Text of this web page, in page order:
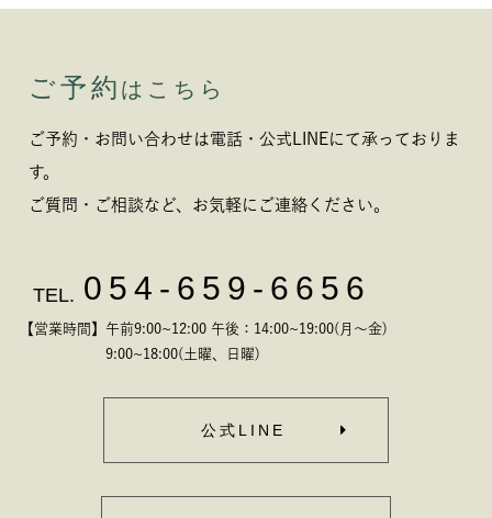
ご予約 はこちら
ご予約・お問い合わせは電話・公式LINEにて承っておりま
す。
ご質問・ご相談など、お気軽にご連絡ください。
TEL. 054-659-6656
【営業時間】午前9:00~12:00 午後：14:00~19:00(月～金)
9:00~18:00(土曜、日曜)
公式LINE